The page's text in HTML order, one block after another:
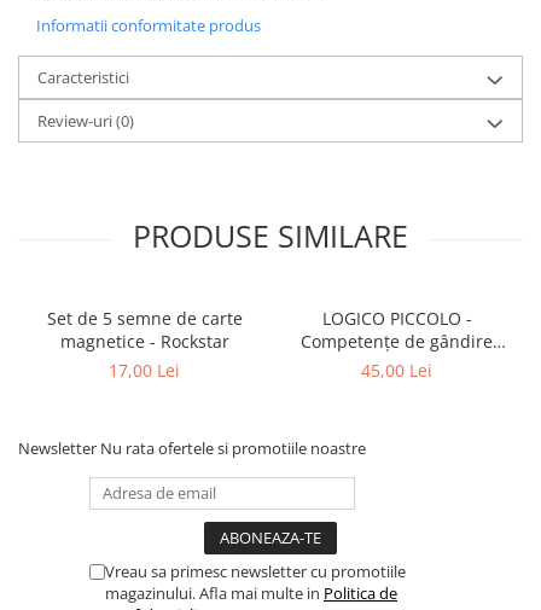
Informatii conformitate produs
Caracteristici
Review-uri(0)
PRODUSE SIMILARE
Set de 5 semne de carte
magnetice - Rockstar
17,00 Lei
LOGICO PICCOLO -
Competențe de gândire
logică. Clasificare
45,00 Lei
Newsletter Nu rata ofertele si promotiile noastre
Vreau sa primesc newsletter cu promotiile
magazinului. Afla mai multe in Politica de